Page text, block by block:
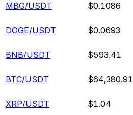
MBG/USDT $0.1086
DOGE/USDT $0.0693
BNB/USDT $593.41
BTC/USDT $64,380.91
XRP/USDT $1.04